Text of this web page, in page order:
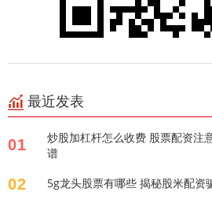
最近发表
01
炒股加杠杆怎么收费 股票配资注
谱
02 5g龙头股票有哪些 揭秘股米配资